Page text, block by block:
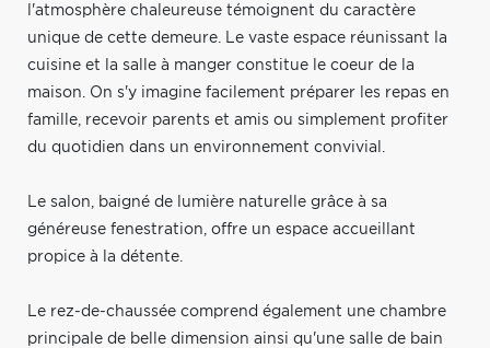
l'atmosphère chaleureuse témoignent du caractère
unique de cette demeure. Le vaste espace réunissant la
cuisine et la salle à manger constitue le coeur de la
maison. On s'y imagine facilement préparer les repas en
famille, recevoir parents et amis ou simplement profiter
du quotidien dans un environnement convivial.
Le salon, baigné de lumière naturelle grâce à sa
généreuse fenestration, offre un espace accueillant
propice à la détente.
Le rez-de-chaussée comprend également une chambre
principale de belle dimension ainsi qu'une salle de bain